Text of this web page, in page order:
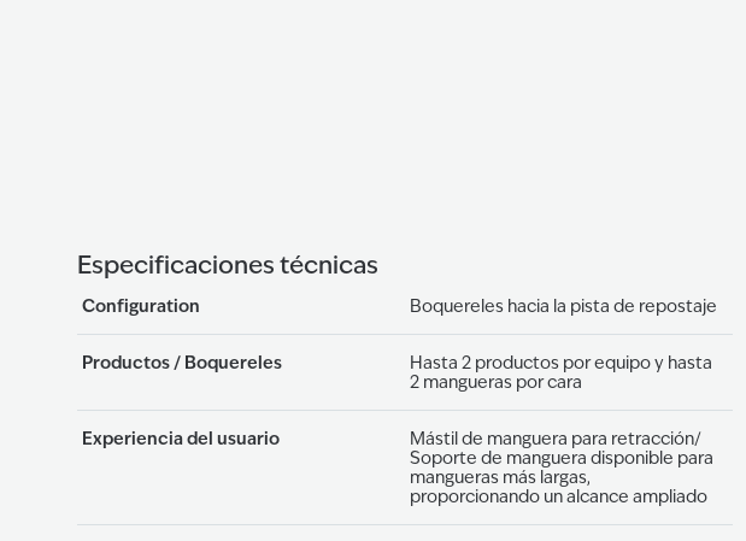
Especificaciones técnicas
Configuration Boquereles hacia la pista de repostaje
Productos / Boquereles
Hasta 2 productos por equipo y hasta
2 mangueras por cara
Experiencia del usuario
Mástil de manguera para retracción/
Soporte de manguera disponible para
mangueras más largas,
proporcionando un alcance ampliado